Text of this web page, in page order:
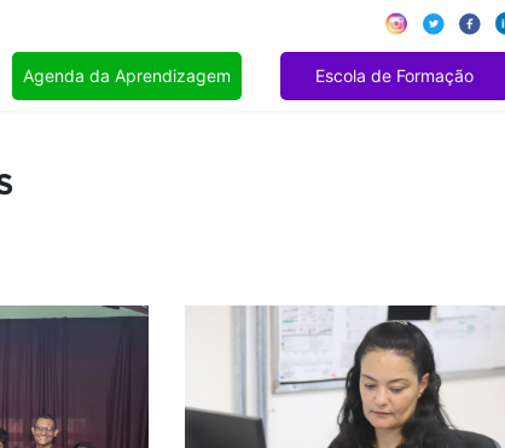
Agenda da Aprendizagem Escola de Formação